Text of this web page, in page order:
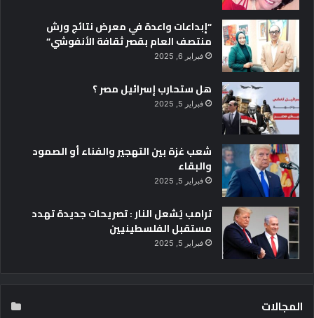
“إبداعات واعدة في معرض نتائج ورش
منتصف العام بقصر ثقافة الأنفوشي”
فبراير 6, 2025
هل ستحارب إسرائيل مصر ؟
فبراير 5, 2025
شعب غزة بين التهجير والفناء أو الصمود
والبقاء
فبراير 5, 2025
ترامب يُشعل النار : تصريحات جديدة تهدد
مستقبل الفلسطينيين
فبراير 5, 2025
المجالات